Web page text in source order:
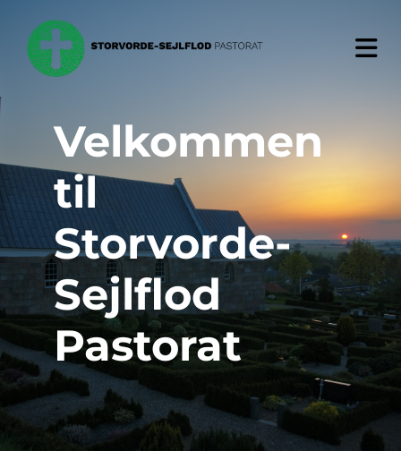
Velkommen
til
Storvorde-
Sejlflod
Pastorat